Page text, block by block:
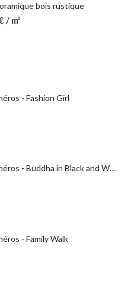
bois rustique
/ m²
- Fashion Girl
Peinture par numéros - Buddha in Black and White
- Family Walk